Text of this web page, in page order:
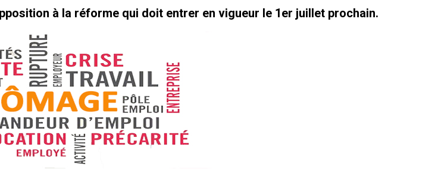
à la réforme qui doit entrer en vigueur le 1er juillet prochain.